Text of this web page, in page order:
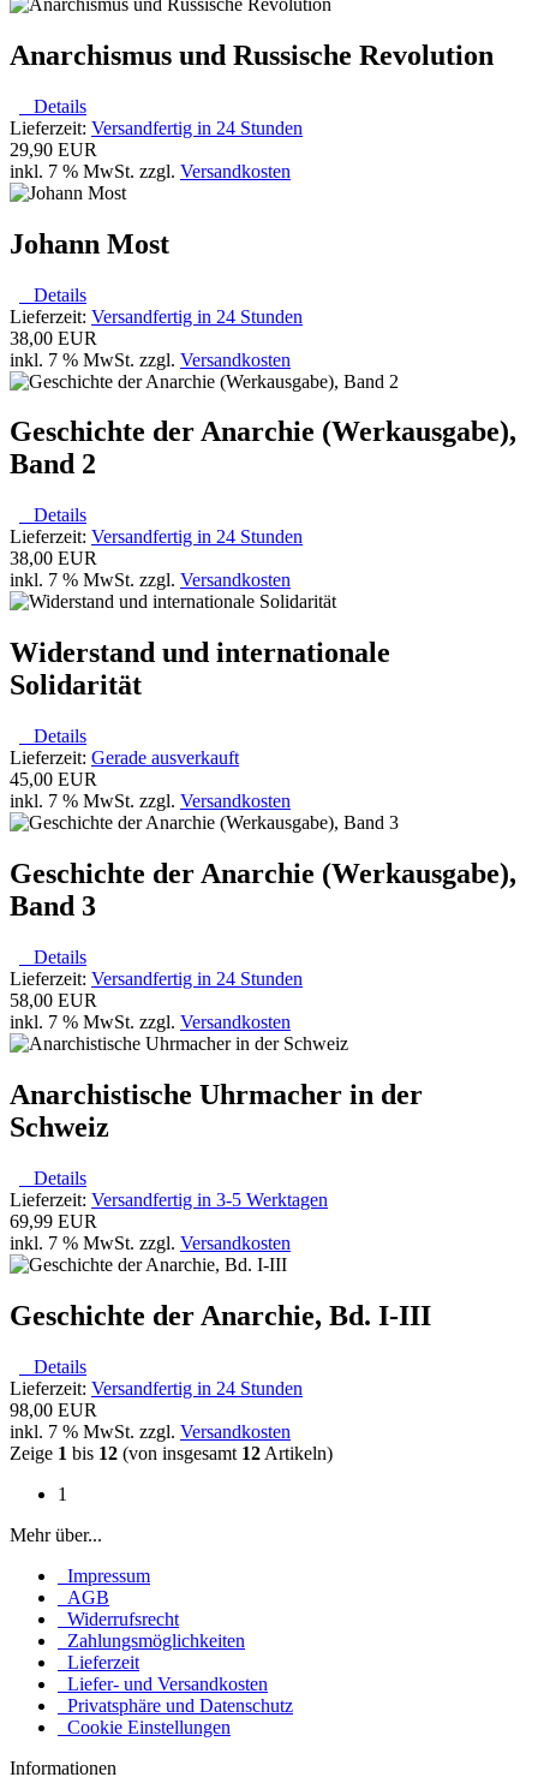
Anarchismus und Russische Revolution
Details
Lieferzeit: Versandfertig in 24 Stunden
29,90 EUR
inkl. 7 % MwSt. zzgl. Versandkosten
Johann Most
Details
Lieferzeit: Versandfertig in 24 Stunden
38,00 EUR
inkl. 7 % MwSt. zzgl. Versandkosten
Geschichte der Anarchie (Werkausgabe),
Band 2
Details
Lieferzeit: Versandfertig in 24 Stunden
38,00 EUR
inkl. 7 % MwSt. zzgl. Versandkosten
Widerstand und internationale
Solidarität
Details
Lieferzeit: Gerade ausverkauft
45,00 EUR
inkl. 7 % MwSt. zzgl. Versandkosten
Geschichte der Anarchie (Werkausgabe),
Band 3
Details
Lieferzeit: Versandfertig in 24 Stunden
58,00 EUR
inkl. 7 % MwSt. zzgl. Versandkosten
Anarchistische Uhrmacher in der
Schweiz
Details
Lieferzeit: Versandfertig in 3-5 Werktagen
69,99 EUR
inkl. 7 % MwSt. zzgl. Versandkosten
Geschichte der Anarchie, Bd. I-III
Details
Lieferzeit: Versandfertig in 24 Stunden
98,00 EUR
inkl. 7 % MwSt. zzgl. Versandkosten
Zeige 1 bis 12 (von insgesamt 12 Artikeln)
1
Mehr über...
Impressum
AGB
Widerrufsrecht
Zahlungsmöglichkeiten
Lieferzeit
Liefer- und Versandkosten
Privatsphäre und Datenschutz
Cookie Einstellungen
Informationen